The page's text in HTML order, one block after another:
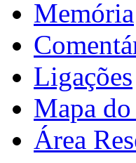
Memória
Ligações
Mapa
Área